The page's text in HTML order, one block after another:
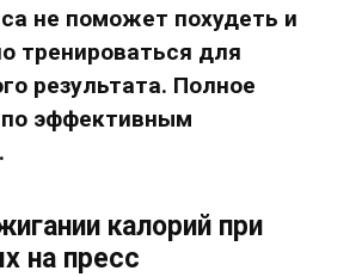
не поможет похудеть и
тренироваться для
результата. Полное
эффективным
калорий при
на пресс